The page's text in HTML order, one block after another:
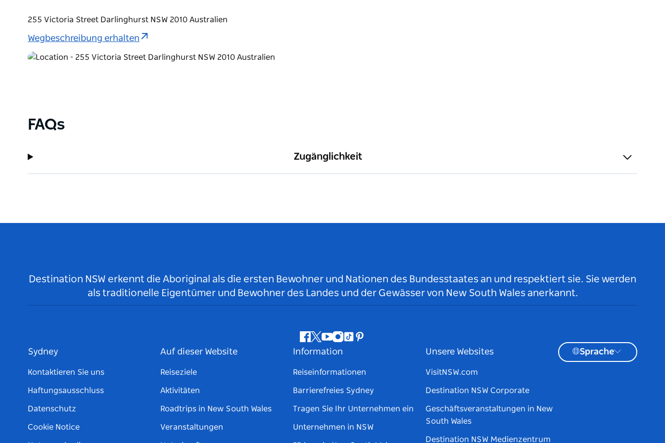
255 Victoria Street Darlinghurst NSW 2010 Australien
Wegbeschreibung erhalten
FAQs
Zugänglichkeit
Destination NSW erkennt die Aboriginal als die ersten Bewohner und Nationen des Bundesstaates an und respektiert sie. Sie werden
als traditionelle Eigentümer und Bewohner des Landes und der Gewässer von New South Wales anerkannt.
Facebook
Twitter
YouTube
Instagram
TikTokPinterest
Sydney
Kontaktieren Sie uns
Haftungsausschluss
Datenschutz
Cookie Notice
Auf dieser Website
Reiseziele
Aktivitäten
Roadtrips in New South Wales
Veranstaltungen
Information
Reiseinformationen
Barrierefreies Sydney
Tragen Sie Ihr Unternehmen ein
Unternehmen in NSW
Unsere Websites
VisitNSW.com
Destination NSW Corporate
Geschäftsveranstaltungen in New
South Wales
Destination NSW Medienzentrum
Sprache